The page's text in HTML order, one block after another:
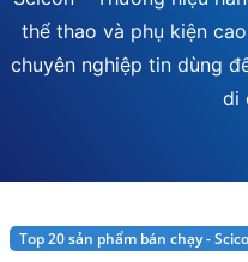
thể thao và phụ kiện
chuyên nghiệp tin dùng
di
Top 20 sản phẩm bán chạy -